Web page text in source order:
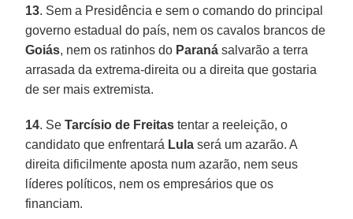
13. Sem a Presidência e sem o comando do principal
governo estadual do país, nem os cavalos brancos de
Goiás, nem os ratinhos do Paraná salvarão a terra
arrasada da extrema-direita ou a direita que gostaria
de ser mais extremista.
14. SeTarcísio de Freitas tentar a reeleição, o
candidato que enfrentará Lula será um azarão. A
direita dificilmente aposta num azarão, nem seus
líderes políticos, nem os empresários que os
financiam.